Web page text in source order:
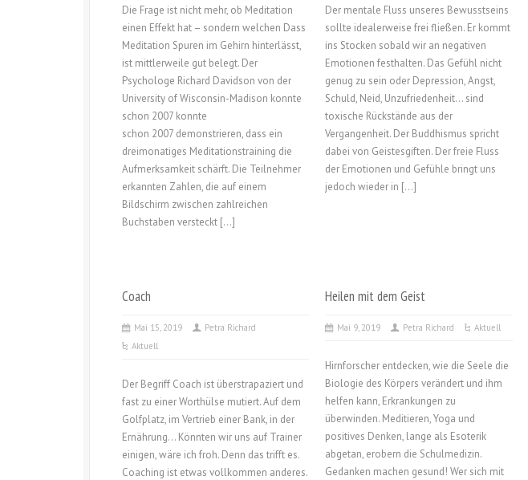
Die Frage ist nicht mehr, ob Meditation
einen Effekt hat – sondern welchen Dass
Meditation Spuren im Gehirn hinterlässt,
ist mittlerweile gut belegt. Der
Psychologe Richard Davidson von der
University of Wisconsin-Madison konnte
schon 2007 konnte
schon 2007 demonstrieren, dass ein
dreimonatiges Meditationstraining die
Aufmerksamkeit schärft. Die Teilnehmer
erkannten Zahlen, die auf einem
Bildschirm zwischen zahlreichen
Buchstaben versteckt […]
Der mentale Fluss unseres Bewusstseins
sollte idealerweise frei fließen. Er kommt
ins Stocken sobald wir an negativen
Emotionen festhalten. Das Gefühl nicht
genug zu sein oder Depression, Angst,
Schuld, Neid, Unzufriedenheit… sind
toxische Rückstände aus der
Vergangenheit. Der Buddhismus spricht
dabei von Geistesgiften. Der freie Fluss
der Emotionen und Gefühle bringt uns
jedoch wieder in […]
Coach
Mai 15, 2019
Petra Richard
Aktuell
Der Begriff Coach ist überstrapaziert und
fast zu einer Worthülse mutiert. Auf dem
Golfplatz, im Vertrieb einer Bank, in der
Ernährung… Könnten wir uns auf Trainer
einigen, wäre ich froh. Denn das trifft es.
Coaching ist etwas vollkommen anderes.
Heilen mit dem Geist
Mai 9, 2019 Petra Richard Aktuell
Hirnforscher entdecken, wie die Seele die
Biologie des Körpers verändert und ihm
helfen kann, Erkrankungen zu
überwinden. Meditieren, Yoga und
positives Denken, lange als Esoterik
abgetan, erobern die Schulmedizin.
Gedanken machen gesund! Wer sich mit